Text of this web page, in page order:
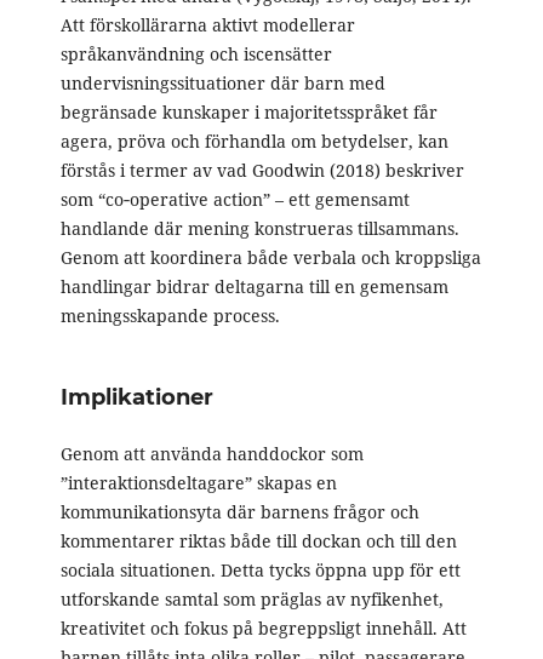
Att förskollärarna aktivt modellerar
språkanvändning och iscensätter
undervisningssituationer där barn med
begränsade kunskaper i majoritetsspråket får
agera, pröva och förhandla om betydelser, kan
förstås i termer av vad Goodwin (2018) beskriver
som “co‑operative action” – ett gemensamt
handlande där mening konstrueras tillsammans.
Genom att koordinera både verbala och kroppsliga
handlingar bidrar deltagarna till en gemensam
meningsskapande process.
Implikationer
Genom att använda handdockor som
”interaktionsdeltagare” skapas en
kommunikationsyta där barnens frågor och
kommentarer riktas både till dockan och till den
sociala situationen. Detta tycks öppna upp för ett
utforskande samtal som präglas av nyfikenhet,
kreativitet och fokus på begreppsligt innehåll. Att